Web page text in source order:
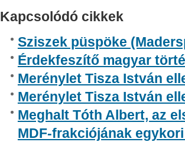
Kapcsolódó cikkek
Sziszek püspöke
Érdekfeszítő magyar
Merénylet Tisza István
Merénylet Tisza István
Meghalt Tóth Albert, az
MDF-frakciójának